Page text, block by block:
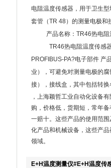
电阻温度传感器，用于卫生
套管（TR 48）的测量电极和
产品名称：TR46热电阻
TR46热电阻温度传感
PROFIBUS-PA?电子部件 产
业），可避免对测量电极的
接），接线盒，其中包括转
，上海颖哲工业自动化设备
购，价格低，货期短，常年
一赔十。这些产品的使用范
化产品和机械设备，这些产
领域。
E+H温度测量仪#E+H温度传